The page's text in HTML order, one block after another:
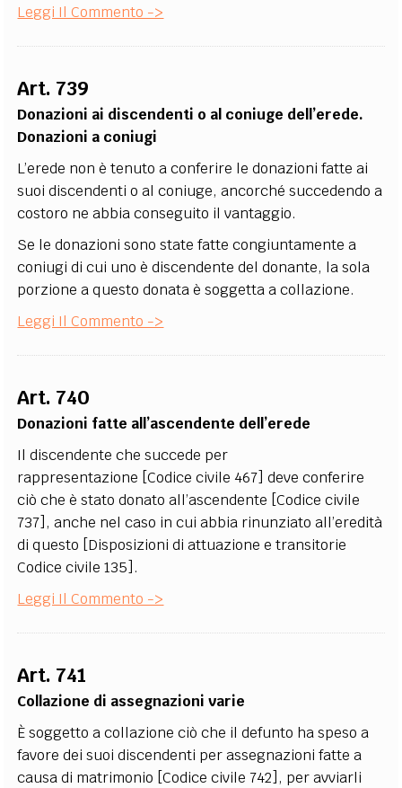
Leggi Il Commento ->
Art. 739
Donazioni ai discendenti o al coniuge dell’erede.
Donazioni a coniugi
L’erede non è tenuto a conferire le donazioni fatte ai
suoi discendenti o al coniuge, ancorché succedendo a
costoro ne abbia conseguito il vantaggio.
Se le donazioni sono state fatte congiuntamente a
coniugi di cui uno è discendente del donante, la sola
porzione a questo donata è soggetta a collazione.
Leggi Il Commento ->
Art. 740
Donazioni fatte all’ascendente dell’erede
Il discendente che succede per
rappresentazione [Codice civile 467] deve conferire
ciò che è stato donato all’ascendente [Codice civile
737], anche nel caso in cui abbia rinunziato all’eredità
di questo [Disposizioni di attuazione e transitorie
Codice civile 135].
Leggi Il Commento ->
Art. 741
Collazione di assegnazioni varie
È soggetto a collazione ciò che il defunto ha speso a
favore dei suoi discendenti per assegnazioni fatte a
causa di matrimonio [Codice civile 742], per avviarli